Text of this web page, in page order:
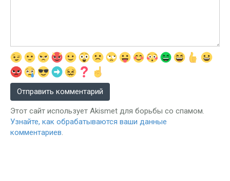
Этот сайт использует Akismet для борьбы со спамом.
Узнайте, как обрабатываются ваши данные
комментариев.